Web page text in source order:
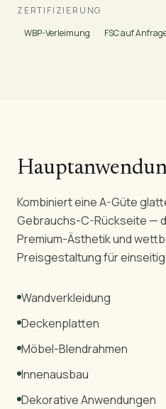
ZERTIFIZIERUNG
WBP-Verleimung
FSC auf
Kombiniert eine A-Güte
Gebrauchs-C-Rückseite —
Premium-Ästhetik und
Preisgestaltung für
Wandverkleidung
Deckenplatten
Möbel-Blendrahmen
Innenausbau
Dekorative Anwendungen